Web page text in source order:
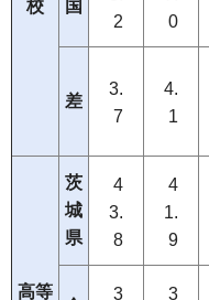
校
国
2
0
差
3.
7
4.
1
高等
茨
城
県
4
3.
8
4
1.
9
3
3